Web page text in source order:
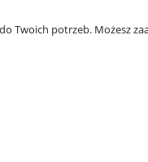
INFORMACJE
potrzeb. Możesz